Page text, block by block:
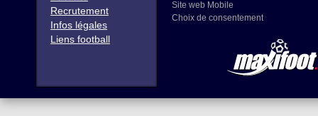
Recrutement
Infos légales
Liens football
Site web Mobile
Choix de consentement